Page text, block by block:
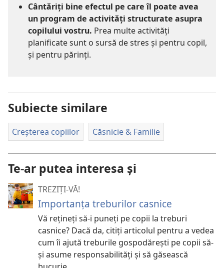
Cântăriți bine efectul pe care îl poate avea
un program de activități structurate asupra
copilului vostru. Prea multe activități
planificate sunt o sursă de stres și pentru copil,
și pentru părinți.
Subiecte similare
Creșterea copiilor Căsnicie & Familie
Te-ar putea interesa și
TREZIȚI-VĂ!
Importanța treburilor casnice
Vă rețineți să-i puneți pe copii la treburi
casnice? Dacă da, citiți articolul pentru a vedea
cum îi ajută treburile gospodărești pe copii să-
și asume responsabilități și să găsească